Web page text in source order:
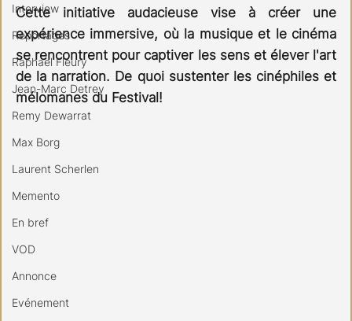
Interview
Reportages
Raphael Fleury
Jean-Marc Detrey
Remy Dewarrat
Max Borg
Laurent Scherlen
Memento
En bref
VOD
Annonce
Evénement
Cette initiative audacieuse vise à créer une
expérience immersive, où la musique et le cinéma
se rencontrent pour captiver les sens et élever l'art
de la narration. De quoi sustenter les cinéphiles et
mélomanes du Festival!